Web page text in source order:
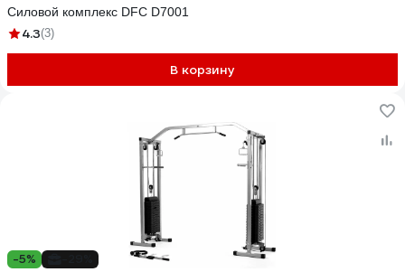
Силовой комплекс DFC D7001
4.3(3)
В корзину
-5%